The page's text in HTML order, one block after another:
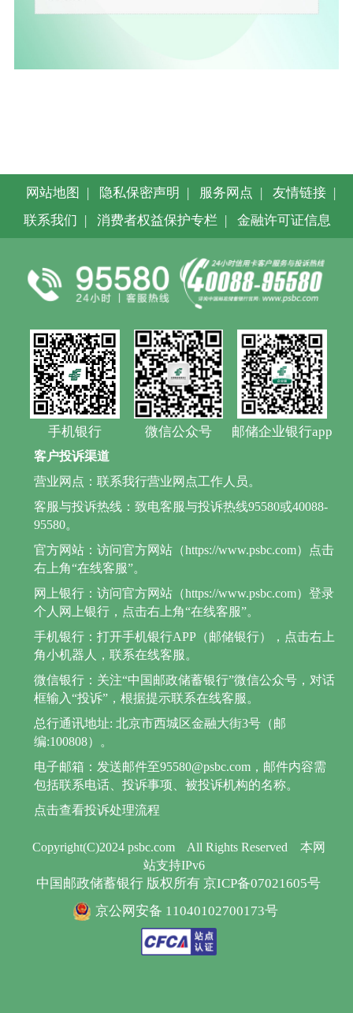
网站地图 | 隐私保密声明 | 服务网点 | 友情链接 |
联系我们 | 消费者权益保护专栏 | 金融许可证信息
手机银行 微信公众号 邮储企业银行app
Copyright(C)2024 psbc.com All Rights Reserved
本网
站支持IPv6
中国邮政储蓄银行 版权所有 京ICP备07021605号
京公网安备 11040102700173号
客户投诉渠道
营业网点：联系我行营业网点工作人员。
客服与投诉热线：致电客服与投诉热线95580或40088-
95580。
官方网站：访问官方网站（https://www.psbc.com）点击
右上角“在线客服”。
网上银行：访问官方网站（https://www.psbc.com）登录
个人网上银行，点击右上角“在线客服”。
手机银行：打开手机银行APP（邮储银行），点击右上
角小机器人，联系在线客服。
微信银行：关注“中国邮政储蓄银行”微信公众号，对话
框输入“投诉”，根据提示联系在线客服。
总行通讯地址: 北京市西城区金融大街3号（邮
编:100808）。
电子邮箱：发送邮件至95580@psbc.com，邮件内容需
包括联系电话、投诉事项、被投诉机构的名称。
点击查看投诉处理流程